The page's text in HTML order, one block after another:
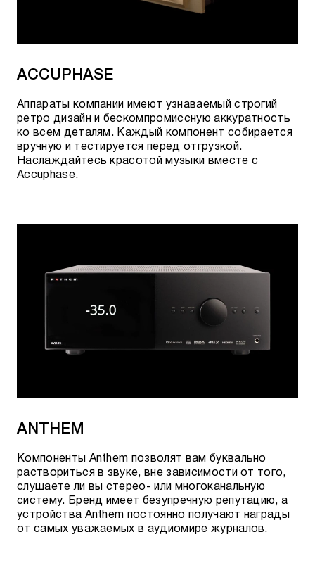
ACCUPHASE
Аппараты компании имеют узнаваемый строгий
ретро дизайн и бескомпромиссную аккуратность
ко всем деталям. Каждый компонент собирается
вручную и тестируется перед отгрузкой.
Наслаждайтесь красотой музыки вместе с
Accuphase.
ANTHEM
Компоненты Anthem позволят вам буквально
раствориться в звуке, вне зависимости от того,
слушаете ли вы стерео- или многоканальную
систему. Бренд имеет безупречную репутацию, а
устройства Anthem постоянно получают награды
от самых уважаемых в аудиомире журналов.